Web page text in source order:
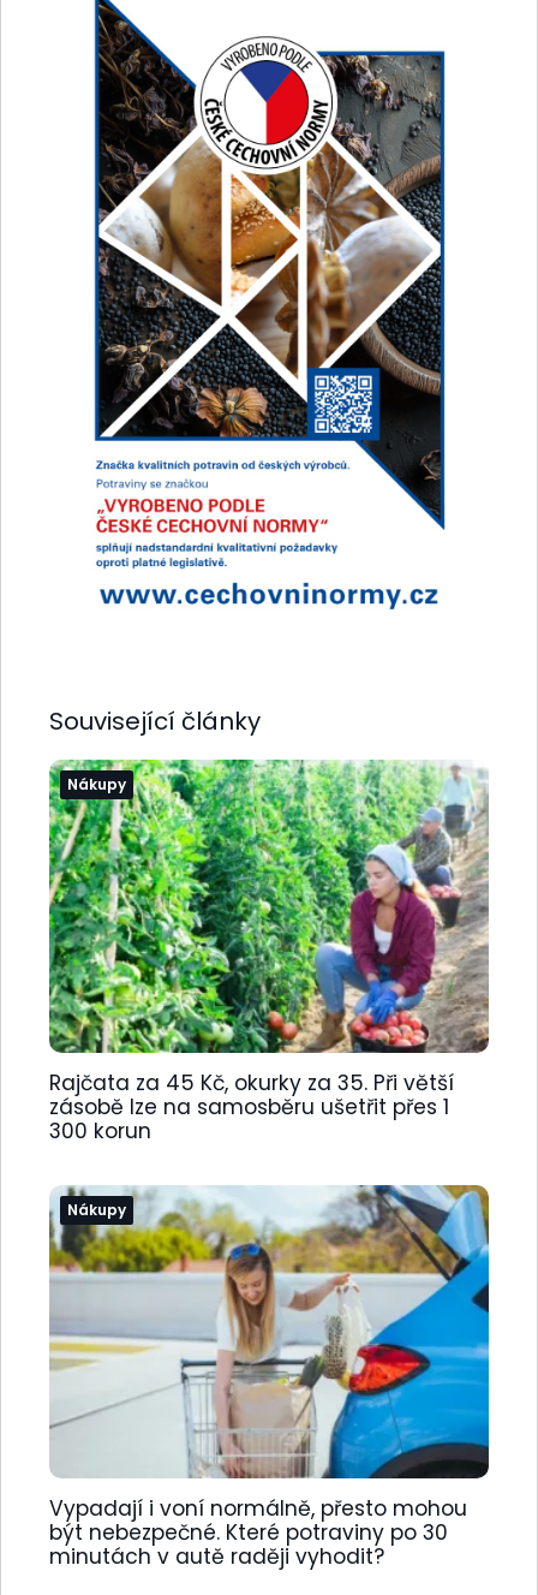
Související články
Nákupy
Rajčata za 45 Kč, okurky za 35. Při větší
zásobě lze na samosběru ušetřit přes 1
300 korun
Nákupy
Vypadají i voní normálně, přesto mohou
být nebezpečné. Které potraviny po 30
minutách v autě raději vyhodit?